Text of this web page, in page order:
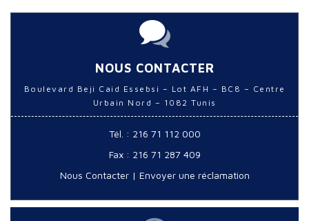
NOUS CONTACTER
Boulevard Beji Caid Essebsi – Lot AFH – BC8 – Centre
Urbain Nord – 1082 Tunis
Tél. : 216 71 112 000
Fax : 216 71 287 409
Nous Contacter| Envoyer une réclamation